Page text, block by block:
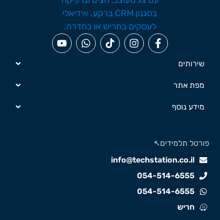
שירותים
מפת אתר
מידע נוסף
info@techstation.co.il
054-514-6555
054-514-6555
חריש
תלמידים↖️